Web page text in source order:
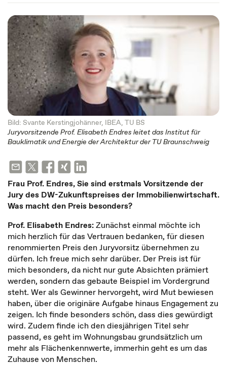
Bild: Svante Kerstingjohänner, IBEA, TU BS
Juryvorsitzende Prof. Elisabeth Endres leitet das Institut für
Bauklimatik und Energie der Architektur der TU Braunschweig
Frau Prof. Endres, Sie sind erstmals Vorsitzende der
Jury des DW-Zukunftspreises der Immobilienwirtschaft.
Was macht den Preis besonders?
Prof. Elisabeth Endres:Zunächst einmal möchte ich
mich herzlich für das Vertrauen bedanken, für diesen
renommierten Preis den Juryvorsitz übernehmen zu
dürfen. Ich freue mich sehr darüber. Der Preis ist für
mich besonders, da nicht nur gute Absichten prämiert
werden, sondern das gebaute Beispiel im Vordergrund
steht. Wer als Gewinner hervorgeht, wird Mut bewiesen
haben, über die originäre Aufgabe hinaus Engagement zu
zeigen. Ich finde besonders schön, dass dies gewürdigt
wird. Zudem finde ich den diesjährigen Titel sehr
passend, es geht im Wohnungsbau grundsätzlich um
mehr als Flächenkennwerte, immerhin geht es um das
Zuhause von Menschen.